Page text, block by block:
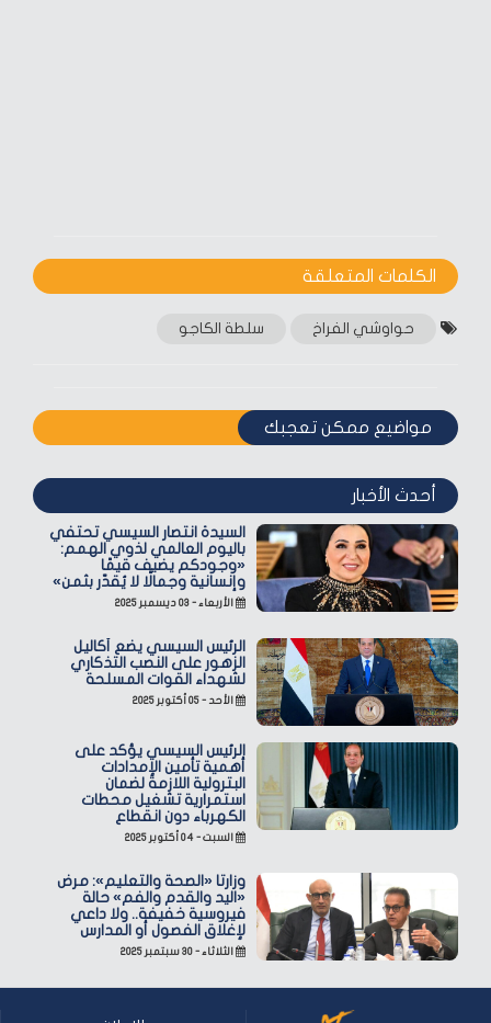
الكلمات المتعلقة‎
حواوشي الفراخ سلطة الكاجو
مواضيع ممكن تعجبك
أحدث الأخبار
السيدة انتصار السيسي تحتفي
باليوم العالمي لذوي الهمم:
«وجودكم يضيف قيمًا
وإنسانية وجمالًا لا يُقدّر بثمن»
الأربعاء - ٠٣ ديسمبر ٢٠٢٥
الرئيس السيسي يضع أكاليل
الزهور على النصب التذكاري
لشهداء القوات المسلحة
الأحد - ٠٥ أكتوبر ٢٠٢٥
الرئيس السيسي يؤكد على
أهمية تأمين الإمدادات
البترولية اللازمة لضمان
استمرارية تشغيل محطات
الكهرباء دون انقطاع
السبت - ٠٤ أكتوبر ٢٠٢٥
وزارتا «الصحة والتعليم»: مرض
«اليد والقدم والفم» حالة
فيروسية خفيفة.. ولا داعي
لإغلاق الفصول أو المدارس
الثلاثاء - ٣٠ سبتمبر ٢٠٢٥